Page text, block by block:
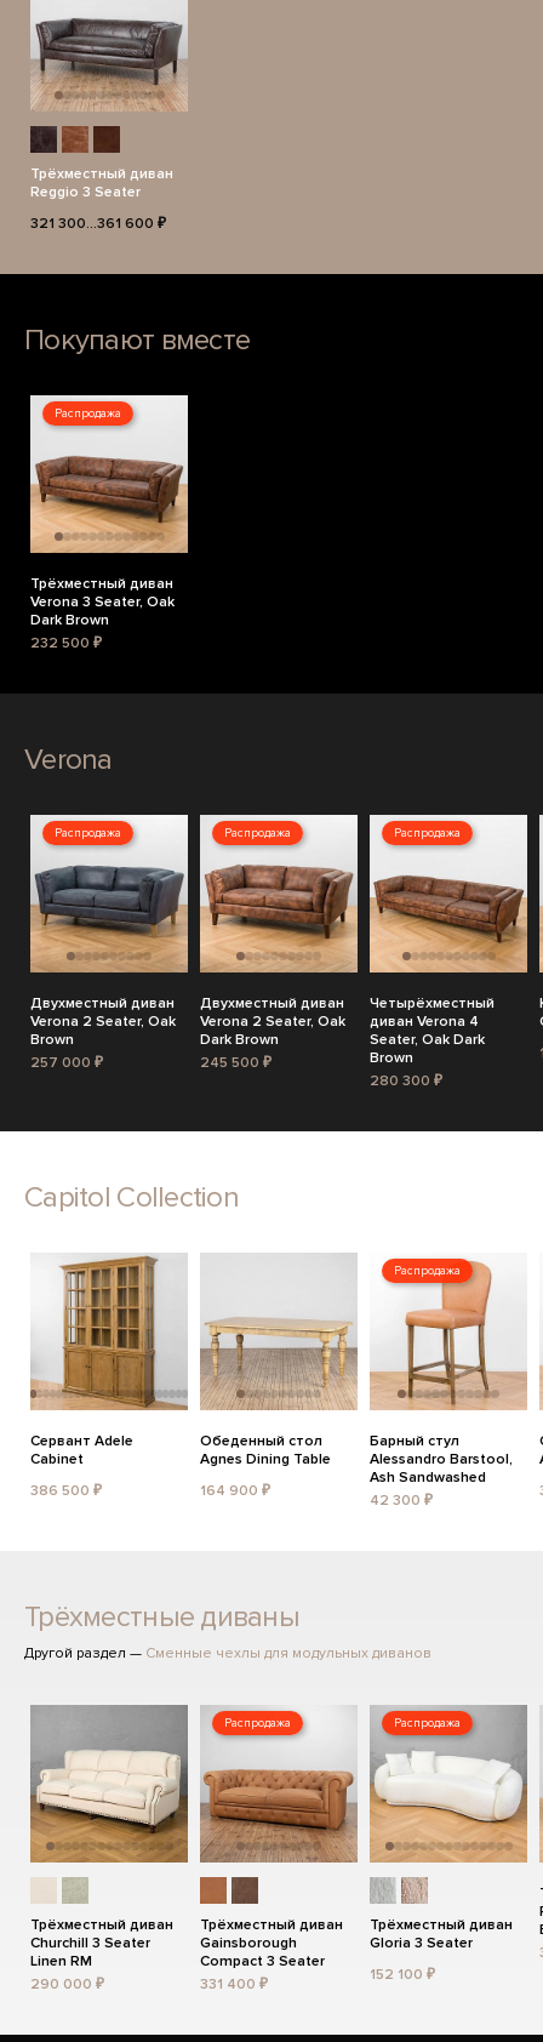
Трёхместный диван
Reggio 3 Seater
321 300...361 600 ₽
Покупают вместе
Распродажа
Трёхместный диван
Verona 3 Seater, Oak
Dark Brown
232 500 ₽
Verona
Распродажа
Двухместный диван
Verona 2 Seater, Oak
Brown
257 000 ₽
Распродажа
Двухместный диван
Verona 2 Seater, Oak
Dark Brown
245 500 ₽
Распродажа
Четырёхместный
диван Verona 4
Seater, Oak Dark
Brown
280 300 ₽
Capitol Collection
Сервант Adele
Cabinet
386 500 ₽
Обеденный стол
Agnes Dining Table
164 900 ₽
Распродажа
Барный стул
Alessandro Barstool,
Ash Sandwashed
42 300 ₽
Трёхместные диваны
Другой раздел — Сменные чехлы для модульных диванов
Трёхместный диван
Churchill 3 Seater
Linen RM
290 000 ₽
Распродажа
Трёхместный диван
Gainsborough
Compact 3 Seater
331 400 ₽
Распродажа
Трёхместный диван
Gloria 3 Seater
152 100 ₽